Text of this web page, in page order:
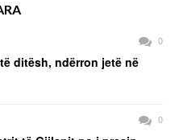
0
ditësh, ndërron jetë në
0